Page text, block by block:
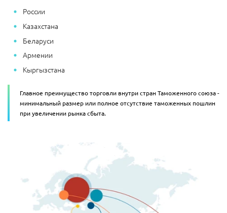
России
Казахстана
Беларуси
Армении
Кыргызстана
Главное преимущество торговли внутри стран Таможенного союза -
минимальный размер или полное отсутствие таможенных пошлин
при увеличении рынка сбыта.